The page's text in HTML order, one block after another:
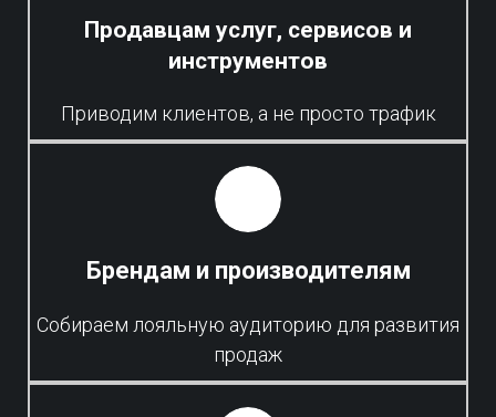
Продавцам услуг, сервисов и
инструментов
Приводим клиентов, а не просто трафик
Брендам и производителям
Собираем лояльную аудиторию для развития
продаж